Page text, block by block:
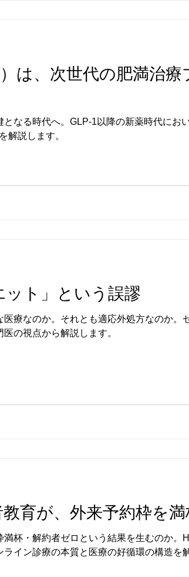
は、次世代の肥満治
なる時代へ。GLP-1以降の新薬時代にお
解説します。
ット」という誤謬
医療なのか。それとも適応外処方なのか
の視点から解説します。
育が、外来予約枠を
杯・解約者ゼロという結果を生むのか。
イン診療の本質と医療の好循環の構造を